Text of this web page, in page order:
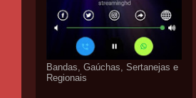
Bandas, Gaúchas, Sertanejas e
Regionais